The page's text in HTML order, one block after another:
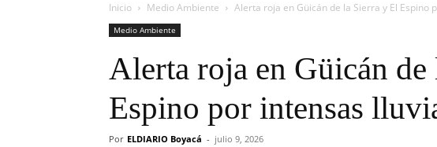
Inicio Medio Ambiente Alerta roja en Güicán de la Sierra y El Espino
Medio Ambiente
Alerta roja en Güicán
Espino por intensas
Por ELDIARIO Boyacá - julio 9, 2026